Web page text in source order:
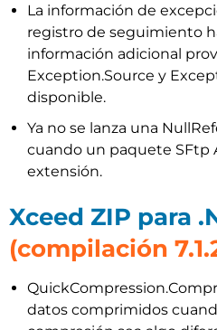
La información de
registro de seguimiento
información adicional
Exception.Source y
disponible.
Ya no se lanza una
cuando un paquete SFtp
extensión.
Xceed ZIP para
(compilación
datos comprimidos